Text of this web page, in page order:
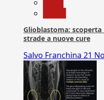
Glioblastoma:
strade a nuove cure
Salvo Franchina 21